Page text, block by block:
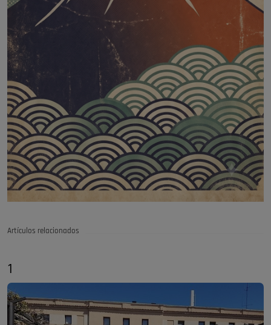
Artículos relacionados
1